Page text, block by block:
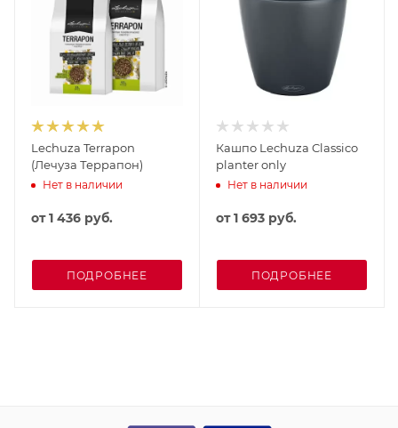
Lechuza Terrapon
(Лечуза Террапон)
Нет в наличии
от1 436 руб.
ПОДРОБНЕЕ
Кашпо Lechuza Classico
planter only
Нет в наличии
от1 693 руб.
ПОДРОБНЕЕ